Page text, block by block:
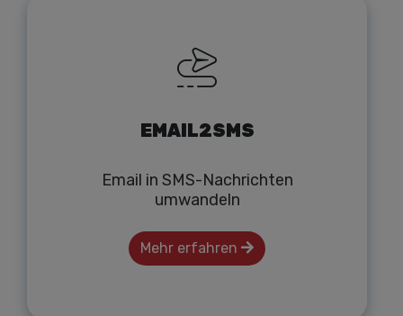
EMAIL2SMS
Email in SMS-Nachrichten
umwandeln
Mehr erfahren